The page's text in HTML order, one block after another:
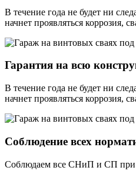
В течение года не будет ни
начнет проявляться коррозия,
Гарантия на всю
В течение года не будет ни
начнет проявляться коррозия,
Соблюдение всех
Соблюдаем все СНиП и СП при